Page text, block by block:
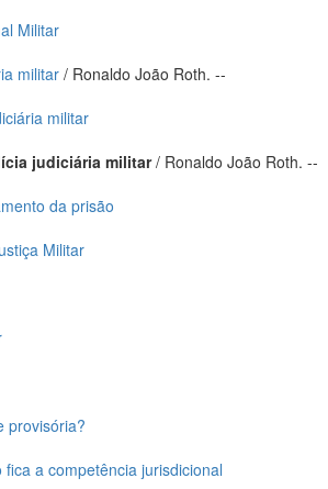
Militar
militar / Ronaldo João Roth. --
militar
judiciária militar/ Ronaldo João Roth. --
da prisão
Militar
provisória?
a competência jurisdicional